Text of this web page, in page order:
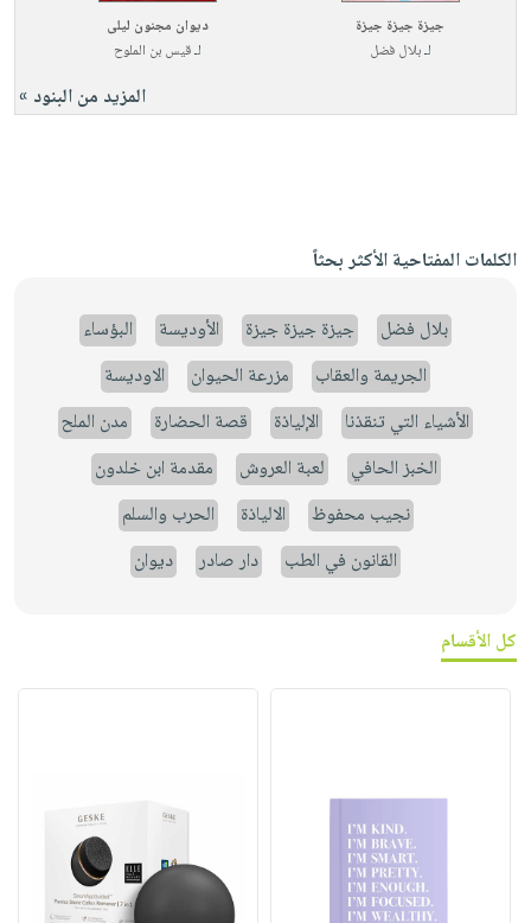
جيزة جيزة جيزة
لـبلال فضل
ديوان مجنون ليلى
لـقيس بن الملوح
المزيد من البنود »
الكلمات المفتاحية الأكثر بحثاً
بلال فضل جيزة جيزة جيزة الأوديسة
البؤساء
الجريمة والعقاب
مزرعة الحيوان
الاوديسة
الأشياء التي تنقذنا
الإلياذة قصة الحضارة
مدن الملح
الخبز الحافي
لعبة العروش
مقدمة ابن خلدون
نجيب محفوظ
الالياذة
الحرب والسلم
القانون في الطب
دار صادر ديوان
كل الأقسام